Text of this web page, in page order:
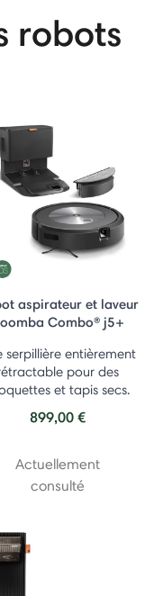
robots
aspirateur et laveur
Combo® j5+
serpillière entièrement
pour des
et tapis secs.
899,00 €
Actuellement
consulté